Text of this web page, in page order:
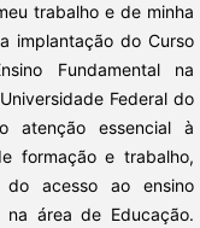
trabalho e de minha
implantação do Curso
Fundamental na
Federal do
atenção essencial à
formação e trabalho,
do acesso ao ensino
área de Educação.